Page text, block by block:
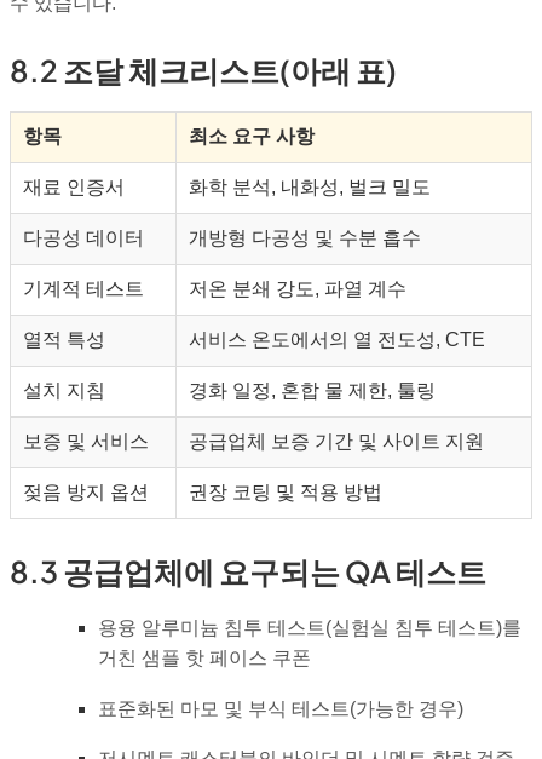
8.2 조달 체크리스트(아래 표)
항목 최소 요구 사항
재료 인증서 화학 분석, 내화성, 벌크 밀도
다공성 데이터 개방형 다공성 및 수분 흡수
기계적 테스트 저온 분쇄 강도, 파열 계수
열적 특성 서비스 온도에서의 열 전도성, CTE
설치 지침 경화 일정, 혼합 물 제한, 툴링
보증 및 서비스 공급업체 보증 기간 및 사이트 지원
젖음 방지 옵션 권장 코팅 및 적용 방법
8.3 공급업체에 요구되는 QA 테스트
용융 알루미늄 침투 테스트(실험실 침투 테스트)를
거친 샘플 핫 페이스 쿠폰
표준화된 마모 및 부식 테스트(가능한 경우)